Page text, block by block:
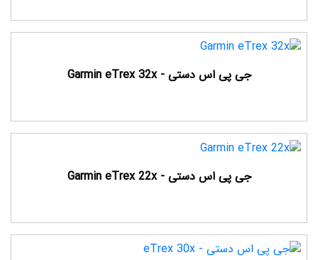
جی پی اس دستی - Garmin eTrex 32x
جی پی اس دستی - Garmin eTrex 22x